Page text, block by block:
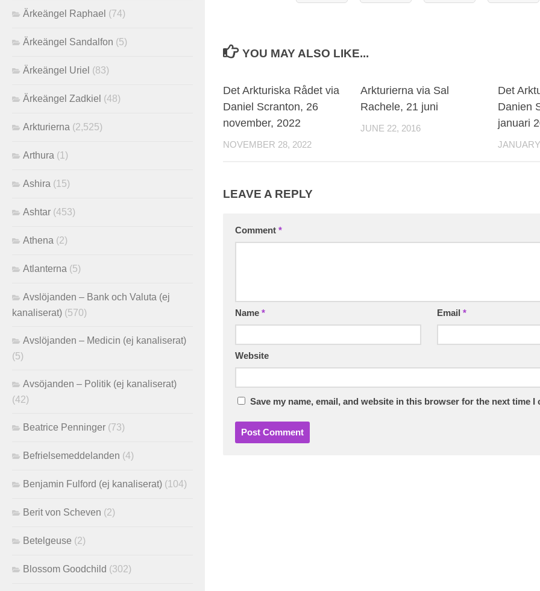
YOU MAY ALSO LIKE...
Det Arkturiska Rådet via
Daniel Scranton, 26
november, 2022
NOVEMBER 28, 2022
Arkturierna via Sal
Rachele, 21 juni
JUNE 22, 2016
Det
Danien
januari
LEAVE A REPLY
Comment *
Name * Email *
Website
Save my name, email, and website in this browser for the next time I
Ärkeängel Raphael (74)
Ärkeängel Sandalfon (5)
Ärkeängel Uriel (83)
Ärkeängel Zadkiel (48)
Arkturierna (2,525)
Arthura (1)
Ashira (15)
Ashtar (453)
Athena (2)
Atlanterna (5)
Avslöjanden – Bank och Valuta (ej
kanaliserat) (570)
Avslöjanden – Medicin (ej kanaliserat)
(5)
Avsöjanden – Politik (ej kanaliserat)
(42)
Beatrice Penninger (73)
Befrielsemeddelanden (4)
Benjamin Fulford (ej kanaliserat) (104)
Berit von Scheven (2)
Betelgeuse (2)
Blossom Goodchild (302)